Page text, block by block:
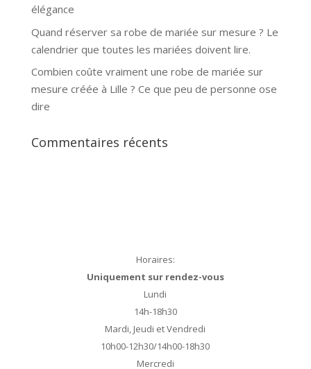
élégance
Quand réserver sa robe de mariée sur mesure ? Le
calendrier que toutes les mariées doivent lire.
Combien coûte vraiment une robe de mariée sur
mesure créée à Lille ? Ce que peu de personne ose
dire
Commentaires récents
Horaires:
Uniquement sur rendez-vous
Lundi
14h-18h30
Mardi, Jeudi et Vendredi
10h00-12h30/14h00-18h30
Mercredi